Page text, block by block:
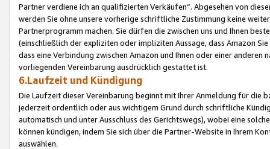
Partner verdiene ich an qualifizierten Verkäufen“. Abgesehen von
werden Sie ohne unsere vorherige schriftliche Zustimmung keine
Partnerprogramm machen. Sie dürfen die zwischen uns und Ihnen
(einschließlich der expliziten oder impliziten Aussage, dass Amazon
dass eine Verbindung zwischen Amazon und Ihnen oder einer
vorliegenden Vereinbarung ausdrücklich gestattet ist.
6.Laufzeit und Kündigung
Die Laufzeit dieser Vereinbarung beginnt mit Ihrer Anmeldung für die
jederzeit ordentlich oder aus wichtigem Grund durch schriftliche
automatisch und unter Ausschluss des Gerichtswegs), wobei eine
können kündigen, indem Sie sich über die Partner-Website in Ihrem
auswählen.